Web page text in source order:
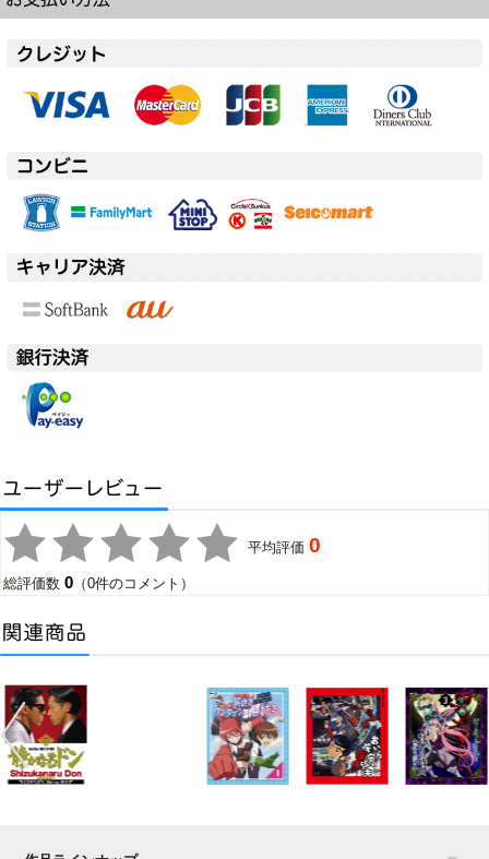
平均評価0
総評価数0 （0件のコメント）